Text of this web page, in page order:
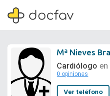
Mª Nieves
Cardiólogo
0 opiniones
Ver teléfono